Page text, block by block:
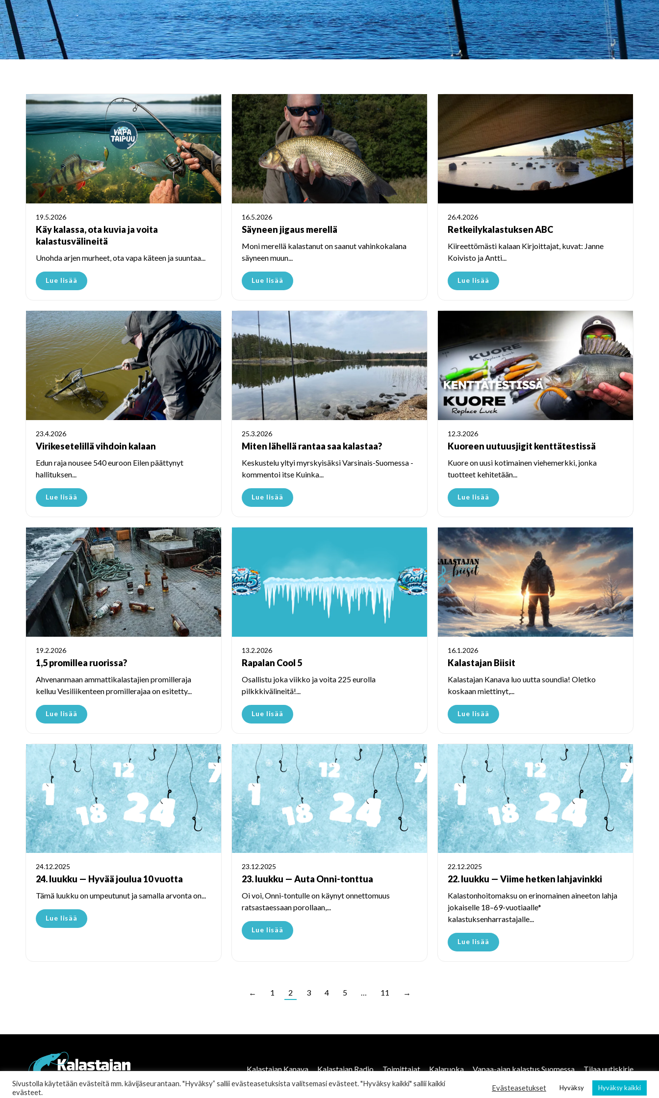
19.5.2026
Käy kalassa, ota kuvia ja voita
kalastusvälineitä
Unohda arjen murheet, ota vapa käteen ja suuntaa...
Lue lisää
16.5.2026
Säyneen jigaus merellä
Moni merellä kalastanut on saanut vahinkokalana
säyneen muun...
Lue lisää
26.4.2026
Retkeilykalastuksen ABC
Kiireettömästi kalaan Kirjoittajat, kuvat: Janne
Koivisto ja Antti...
Lue lisää
23.4.2026
Virikesetelillä vihdoin kalaan
Edun raja nousee 540 euroon Eilen päättynyt
hallituksen...
Lue lisää
25.3.2026
Miten lähellä rantaa saa kalastaa?
Keskustelu yltyi myrskyisäksi Varsinais-Suomessa -
kommentoi itse Kuinka...
Lue lisää
12.3.2026
Kuoreen uutuusjigit kenttätestissä
Kuore on uusi kotimainen viehemerkki, jonka
tuotteet kehitetään...
Lue lisää
19.2.2026
1,5 promillea ruorissa?
Ahvenanmaan ammattikalastajien promilleraja
kelluu Vesiliikenteen promillerajaa on esitetty...
Lue lisää
13.2.2026
Rapalan Cool 5
Osallistu joka viikko ja voita 225 eurolla
pilkkkivälineitä!...
Lue lisää
16.1.2026
Kalastajan Biisit
Kalastajan Kanava luo uutta soundia! Oletko
koskaan miettinyt,...
Lue lisää
24.12.2025
24. luukku — Hyvää joulua 10 vuotta
Tämä luukku on umpeutunut ja samalla arvonta on...
Lue lisää
23.12.2025
23. luukku — Auta Onni-tonttua
Oi voi, Onni-tontulle on käynyt onnettomuus
ratsastaessaan porollaan,...
Lue lisää
22.12.2025
22. luukku — Viime hetken lahjavinkki
Kalastonhoitomaksu on erinomainen aineeton lahja
jokaiselle 18–69-vuotiaalle*
kalastuksenharrastajalle...
Lue lisää
← 1 2 3 4 5 … 11 →
Kalastajan Kanava Kalastajan Radio Toimittajat Kalaruoka Vapaa-ajan kalastus Suomessa Tilaa uutiskirje
Sivustolla käytetään evästeitä mm. kävijäseurantaan. "Hyväksy” sallii evästeasetuksista valitsemasi evästeet. "Hyväksy kaikki" sallii kaikki
evästeet.
Evästeasetukset Hyväksy Hyväksy kaikki